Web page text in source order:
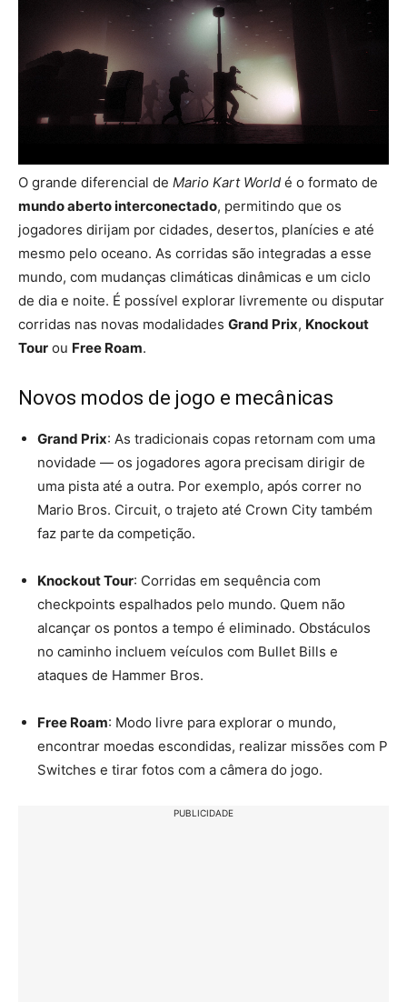
O grande diferencial de Mario Kart World é o formato de
mundo aberto interconectado, permitindo que os
jogadores dirijam por cidades, desertos, planícies e até
mesmo pelo oceano. As corridas são integradas a esse
mundo, com mudanças climáticas dinâmicas e um ciclo
de dia e noite. É possível explorar livremente ou disputar
corridas nas novas modalidades Grand Prix, Knockout
Tour ou Free Roam.
Novos modos de jogo e mecânicas
Grand Prix: As tradicionais copas retornam com uma
novidade — os jogadores agora precisam dirigir de
uma pista até a outra. Por exemplo, após correr no
Mario Bros. Circuit, o trajeto até Crown City também
faz parte da competição.
Knockout Tour: Corridas em sequência com
checkpoints espalhados pelo mundo. Quem não
alcançar os pontos a tempo é eliminado. Obstáculos
no caminho incluem veículos com Bullet Bills e
ataques de Hammer Bros.
Free Roam: Modo livre para explorar o mundo,
encontrar moedas escondidas, realizar missões com P
Switches e tirar fotos com a câmera do jogo.
PUBLICIDADE